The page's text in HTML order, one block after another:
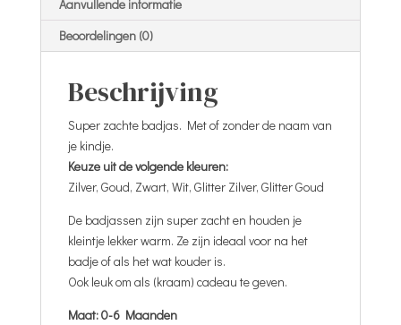
Aanvullende informatie
Beoordelingen (0)
Beschrijving
Super zachte badjas. Met of zonder de naam van
je kindje.
Keuze uit de volgende kleuren:
Zilver, Goud, Zwart, Wit, Glitter Zilver, Glitter Goud
De badjassen zijn super zacht en houden je
kleintje lekker warm. Ze zijn ideaal voor na het
badje of als het wat kouder is.
Ook leuk om als (kraam) cadeau te geven.
Maat: 0-6 Maanden